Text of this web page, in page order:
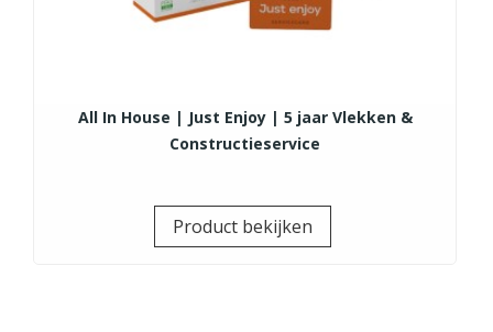
All In House | Just Enjoy | 5 jaar Vlekken &
Constructieservice
Product bekijken